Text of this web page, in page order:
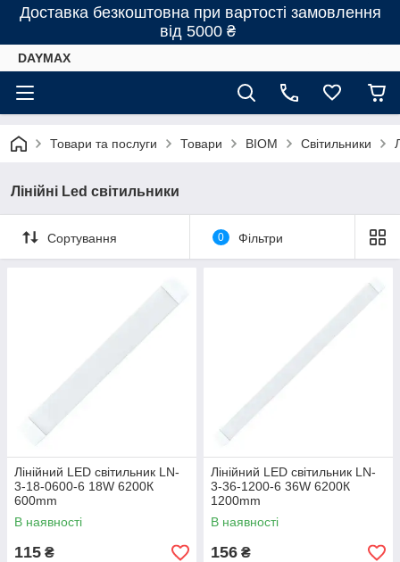
Доставка безкоштовна при вартості замовлення
від 5000 ₴
DAYMAX
Товари та послуги Товари BIOM Світильники
Лінійні Led світильники
Сортування 0 Фільтри
Лінійний LED світильник LN-
3-18-0600-6 18W 6200К
600mm
В наявності
115 ₴
Лінійний LED світильник LN-
3-36-1200-6 36W 6200К
1200mm
В наявності
156 ₴